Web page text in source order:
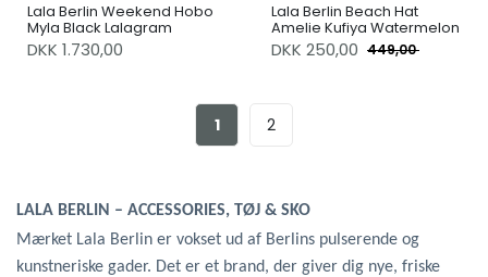
Lala Berlin Weekend Hobo
Myla Black Lalagram
DKK 1.730,00
Lala Berlin Beach Hat
Amelie Kufiya Watermelon
DKK 250,00 449,00
1 2
LALA BERLIN – ACCESSORIES, TØJ & SKO
Mærket Lala Berlin er vokset ud af Berlins pulserende og
kunstneriske gader. Det er et brand, der giver dig nye, friske